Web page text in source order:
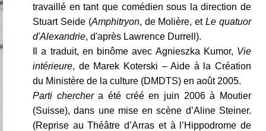
travaillé en tant que comédien sous la direction de
Stuart Seide (Amphitryon, de Molière, etLe quatuor
d'Alexandrie, d'après Lawrence Durrell).
Il a traduit, en binôme avec Agnieszka Kumor, Vie
intérieure, de Marek Koterski – Aide à la Création
du Ministère de la culture (DMDTS) en août 2005.
Parti cherchera été créé en juin 2006 à Moutier
(Suisse), dans une mise en scène d’Aline Steiner.
(Reprise au Théâtre d’Arras et à l’Hippodrome de